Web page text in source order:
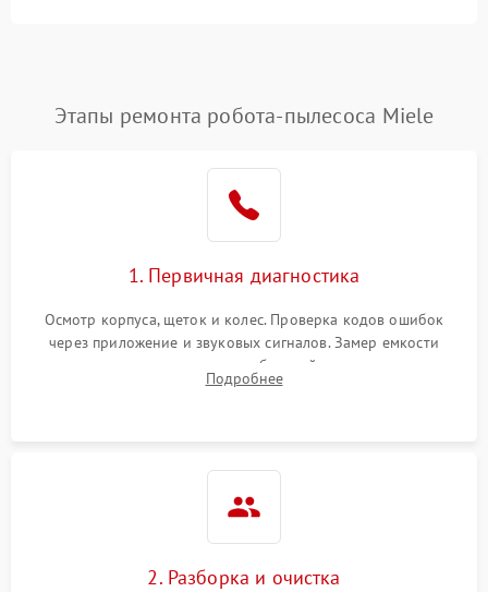
Этапы ремонта робота-пылесоса Miele
1. Первичная диагностика
Осмотр корпуса, щеток и колес. Проверка кодов ошибок
через приложение и звуковых сигналов. Замер емкости
аккумулятора и тестирование базовой станции зарядки.
Оценка работы лидара, бампера и датчиков падения для
Подробнее
2. Разборка и очистка